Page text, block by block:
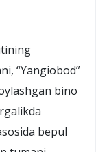
“Yangiobod”
bino
bepul